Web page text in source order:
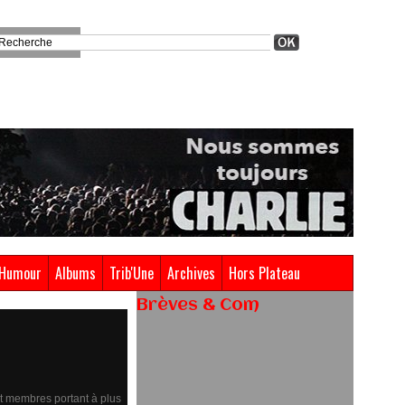
Humour Albums Trib'Une Archives Hors Plateau
membres portant à plus
Brèves & Com